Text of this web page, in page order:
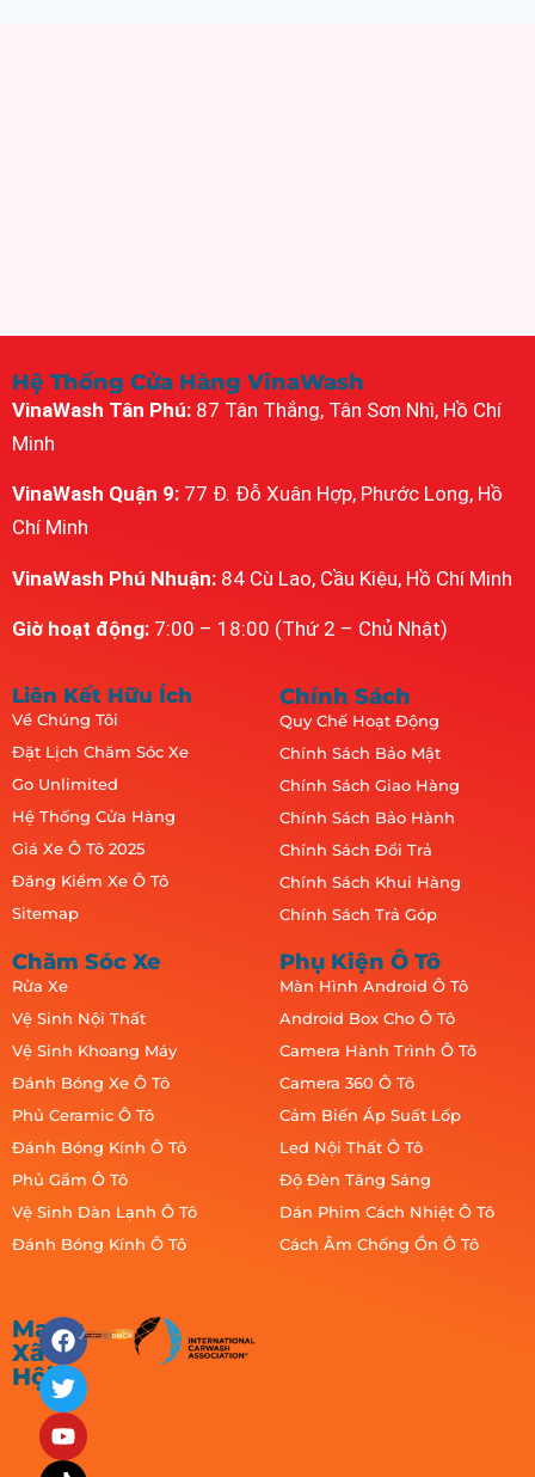
Hệ Thống Cửa Hàng VinaWash
VinaWash Tân Phú: 87 Tân Thắng, Tân Sơn Nhì, Hồ Chí
Minh
VinaWash Quận 9: 77 Đ. Đỗ Xuân Hợp, Phước Long, Hồ
Chí Minh
VinaWash Phú Nhuận: 84 Cù Lao, Cầu Kiệu, Hồ Chí Minh
Giờ hoạt động: 7:00 – 18:00 (Thứ 2 – Chủ Nhật)
Liên Kết Hữu Ích
Về Chúng Tôi
Đặt Lịch Chăm Sóc Xe
Go Unlimited
Hệ Thống Cửa Hàng
Giá Xe Ô Tô 2025
Đăng Kiểm Xe Ô Tô
Sitemap
Chính Sách
Quy Chế Hoạt Động
Chính Sách Bảo Mật
Chính Sách Giao Hàng
Chính Sách Bảo Hành
Chính Sách Đổi Trả
Chính Sách Khui Hàng
Chính Sách Trả Góp
Chăm Sóc Xe
Rửa Xe
Vệ Sinh Nội Thất
Vệ Sinh Khoang Máy
Đánh Bóng Xe Ô Tô
Phủ Ceramic Ô Tô
Đánh Bóng Kính Ô Tô
Phủ Gầm Ô Tô
Vệ Sinh Dàn Lạnh Ô Tô
Đánh Bóng Kính Ô Tô
Phụ Kiện Ô Tô
Màn Hình Android Ô Tô
Android Box Cho Ô Tô
Camera Hành Trình Ô Tô
Camera 360 Ô Tô
Cảm Biến Áp Suất Lốp
Led Nội Thất Ô Tô
Độ Đèn Tăng Sáng
Dán Phim Cách Nhiệt Ô Tô
Cách Âm Chống Ồn Ô Tô
Mạng
Xã
Hội